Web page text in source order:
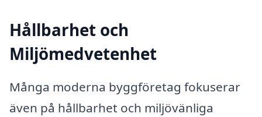
Hållbarhet och
Miljömedvetenhet
Många moderna byggföretag fokuserar
även på hållbarhet och miljövänliga